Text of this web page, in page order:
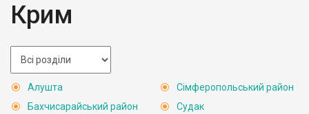
Крим
Алушта
Бахчисарайський район
Сімферопольський район
Судак